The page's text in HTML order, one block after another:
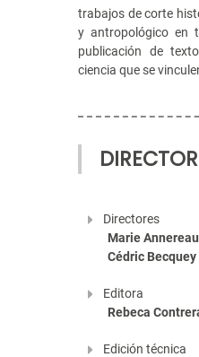
trabajos de corte
y antropológico en
publicación de
ciencia que se
Directores
Marie
Cédric Becquey
Editora
Rebeca
Edición técnica